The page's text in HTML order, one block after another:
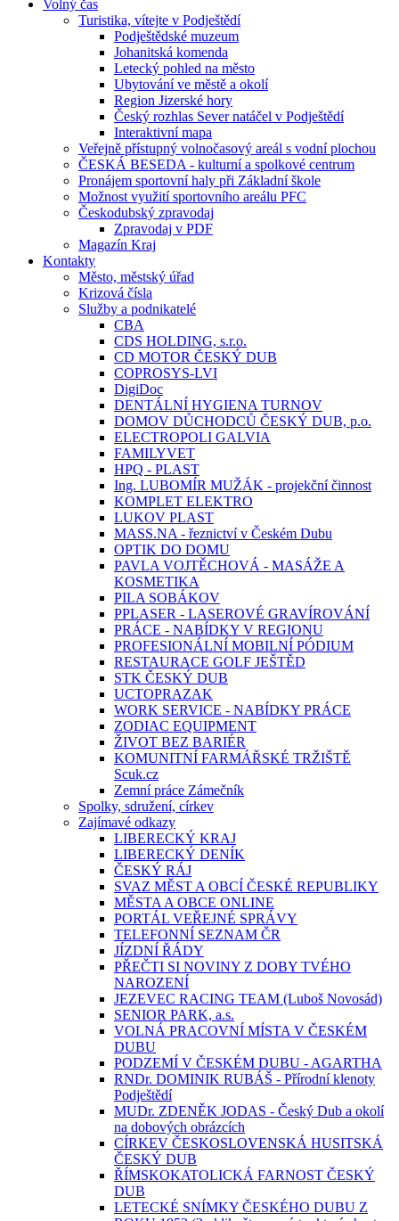
Volný čas
Turistika, vítejte v Podještědí
Podještědské muzeum
Johanitská komenda
Letecký pohled na město
Ubytování ve městě a okolí
Region Jizerské hory
Český rozhlas Sever natáčel v Podještědí
Interaktivní mapa
Veřejně přístupný volnočasový areál s vodní plochou
ČESKÁ BESEDA - kulturní a spolkové centrum
Pronájem sportovní haly při Základní škole
Možnost využití sportovního areálu PFC
Českodubský zpravodaj
Zpravodaj v PDF
Magazín Kraj
Kontakty
Město, městský úřad
Krizová čísla
Služby a podnikatelé
CBA
CDS HOLDING, s.r.o.
CD MOTOR ČESKÝ DUB
COPROSYS-LVI
DigiDoc
DENTÁLNÍ HYGIENA TURNOV
DOMOV DŮCHODCŮ ČESKÝ DUB, p.o.
ELECTROPOLI GALVIA
FAMILYVET
HPQ - PLAST
Ing. LUBOMÍR MUŽÁK - projekční činnost
KOMPLET ELEKTRO
LUKOV PLAST
MASS.NA - řeznictví v Českém Dubu
OPTIK DO DOMU
PAVLA VOJTĚCHOVÁ - MASÁŽE A
KOSMETIKA
PILA SOBÁKOV
PPLASER - LASEROVÉ GRAVÍROVÁNÍ
PRÁCE - NABÍDKY V REGIONU
PROFESIONÁLNÍ MOBILNÍ PÓDIUM
RESTAURACE GOLF JEŠTĚD
STK ČESKÝ DUB
UCTOPRAZAK
WORK SERVICE - NABÍDKY PRÁCE
ZODIAC EQUIPMENT
ŽIVOT BEZ BARIÉR
KOMUNITNÍ FARMÁŘSKÉ TRŽIŠTĚ
Scuk.cz
Zemní práce Zámečník
Spolky, sdružení, církev
Zajímavé odkazy
LIBERECKÝ KRAJ
LIBERECKÝ DENÍK
ČESKÝ RÁJ
SVAZ MĚST A OBCÍ ČESKÉ REPUBLIKY
MĚSTA A OBCE ONLINE
PORTÁL VEŘEJNÉ SPRÁVY
TELEFONNÍ SEZNAM ČR
JÍZDNÍ ŘÁDY
PŘEČTI SI NOVINY Z DOBY TVÉHO
NAROZENÍ
JEZEVEC RACING TEAM (Luboš Novosád)
SENIOR PARK, a.s.
VOLNÁ PRACOVNÍ MÍSTA V ČESKÉM
DUBU
PODZEMÍ V ČESKÉM DUBU - AGARTHA
RNDr. DOMINIK RUBÁŠ - Přírodní klenoty
Podještědí
MUDr. ZDENĚK JODAS - Český Dub a okolí
na dobových obrázcích
CÍRKEV ČESKOSLOVENSKÁ HUSITSKÁ
ČESKÝ DUB
ŘÍMSKOKATOLICKÁ FARNOST ČESKÝ
DUB
LETECKÉ SNÍMKY ČESKÉHO DUBU Z